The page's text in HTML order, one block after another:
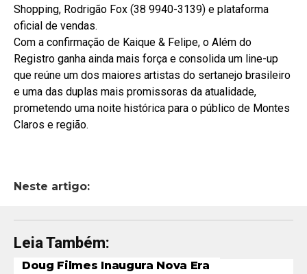
Shopping, Rodrigão Fox (38 9940-3139) e plataforma
oficial de vendas.
Com a confirmação de Kaique & Felipe, o Além do
Registro ganha ainda mais força e consolida um line-up
que reúne um dos maiores artistas do sertanejo brasileiro
e uma das duplas mais promissoras da atualidade,
prometendo uma noite histórica para o público de Montes
Claros e região.
Neste artigo:
Leia Também:
Doug Filmes Inaugura Nova Era